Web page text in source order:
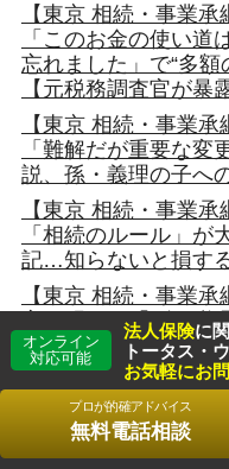
【東京 相続・事業
「このお金の使い
忘れました」で“多
【元税務調査官が暴
【東京 相続・事業
「難解だが重要な変
説、孫・義理の子へ
【東京 相続・事業
「相続のルール」が
記…知らないと損す
【東京 相続・事業
官が明かす「ダメ税
書を見たら即バレ
【東京 相続・事業
ルを防ぐ「自筆財産
産・保険・預金…分
オンライン
対応可能
法人保険に
トータス・
お気軽にお
プロが的確アドバイス
無料電話相談